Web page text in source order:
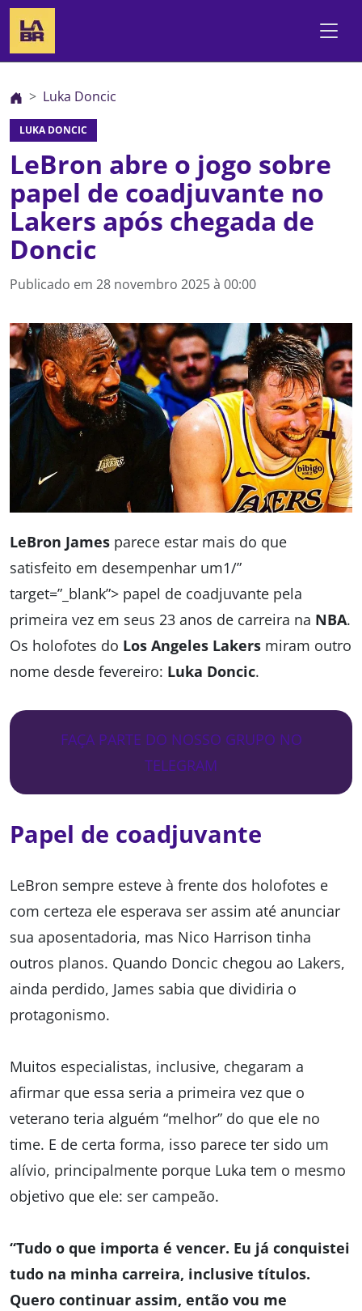
Luka Doncic
LUKA DONCIC
LeBron abre o jogo sobre
papel de coadjuvante no
Lakers após chegada de
Doncic
Publicado em 28 novembro 2025 à 00:00
LeBron James parece estar mais do que
satisfeito em desempenhar um1/”
target=”_blank”> papel de coadjuvante pela
primeira vez em seus 23 anos de carreira na NBA.
Os holofotes do Los Angeles Lakers miram outro
nome desde fevereiro: Luka Doncic.
FAÇA PARTE DO NOSSO GRUPO NO
TELEGRAM
Papel de coadjuvante
LeBron sempre esteve à frente dos holofotes e
com certeza ele esperava ser assim até anunciar
sua aposentadoria, mas Nico Harrison tinha
outros planos. Quando Doncic chegou ao Lakers,
ainda perdido, James sabia que dividiria o
protagonismo.
Muitos especialistas, inclusive, chegaram a
afirmar que essa seria a primeira vez que o
veterano teria alguém “melhor” do que ele no
time. E de certa forma, isso parece ter sido um
alívio, principalmente porque Luka tem o mesmo
objetivo que ele: ser campeão.
“Tudo o que importa é vencer. Eu já conquistei
tudo na minha carreira, inclusive títulos.
Quero continuar assim, então vou me